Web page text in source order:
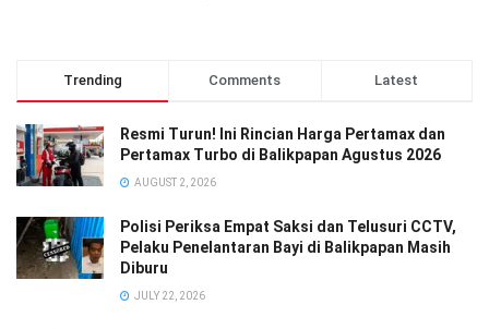
Trending Comments Latest
Resmi Turun! Ini Rincian Harga Pertamax dan
Pertamax Turbo di Balikpapan Agustus 2026
AUGUST 2, 2026
Polisi Periksa Empat Saksi dan Telusuri CCTV,
Pelaku Penelantaran Bayi di Balikpapan Masih
Diburu
JULY 22, 2026